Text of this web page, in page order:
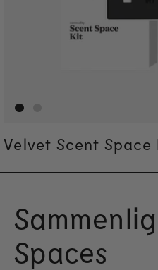
Velvet Scent Space
Spaces